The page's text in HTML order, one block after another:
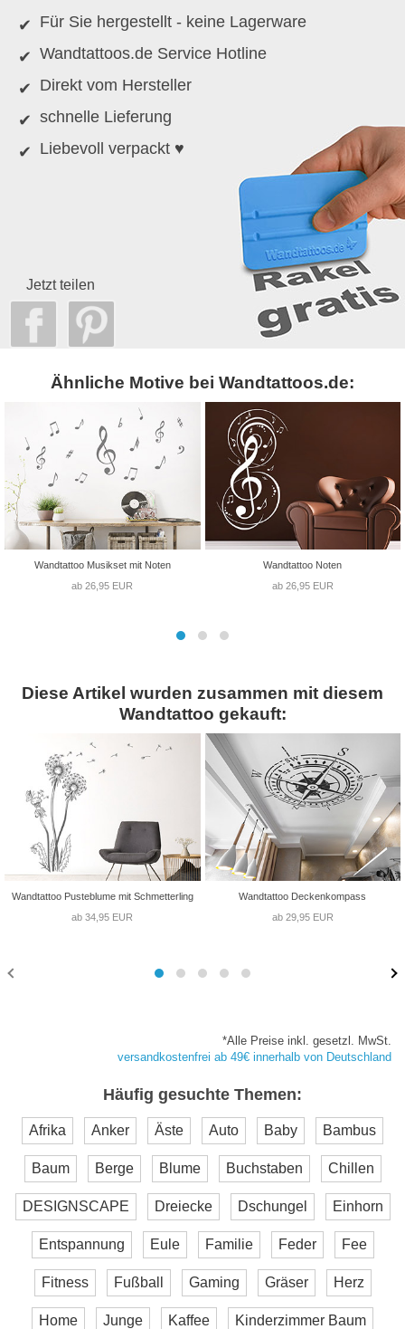
Für Sie hergestellt - keine Lagerware
Wandtattoos.de Service Hotline
Direkt vom Hersteller
schnelle Lieferung
Liebevoll verpackt ♥
Jetzt teilen
Ähnliche Motive bei Wandtattoos.de:
Wandtattoo Musikset mit Noten
ab 26,95 EUR
Wandtattoo Noten
ab 26,95 EUR
Diese Artikel wurden zusammen mit diesem
Wandtattoo gekauft:
Wandtattoo Pusteblume mit Schmetterling
ab 34,95 EUR
Wandtattoo Deckenkompass
ab 29,95 EUR
*Alle Preise inkl. gesetzl. MwSt.
versandkostenfrei ab 49€ innerhalb von Deutschland
Häufig gesuchte Themen:
Afrika Anker Äste Auto Baby Bambus
Baum Berge Blume Buchstaben Chillen
DESIGNSCAPE Dreiecke Dschungel Einhorn
Entspannung Eule Familie Feder Fee
Fitness Fußball Gaming Gräser Herz
Home Junge Kaffee Kinderzimmer Baum